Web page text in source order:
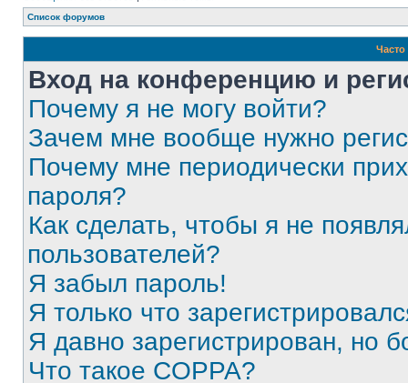
Список форумов
Вход на конференцию и
Почему я не могу войти?
Зачем мне вообще нужно
Почему мне периодически
пароля?
Как сделать, чтобы я не
пользователей?
Я забыл пароль!
Я только что
Я давно зарегистрирован, но
Что такое COPPA?